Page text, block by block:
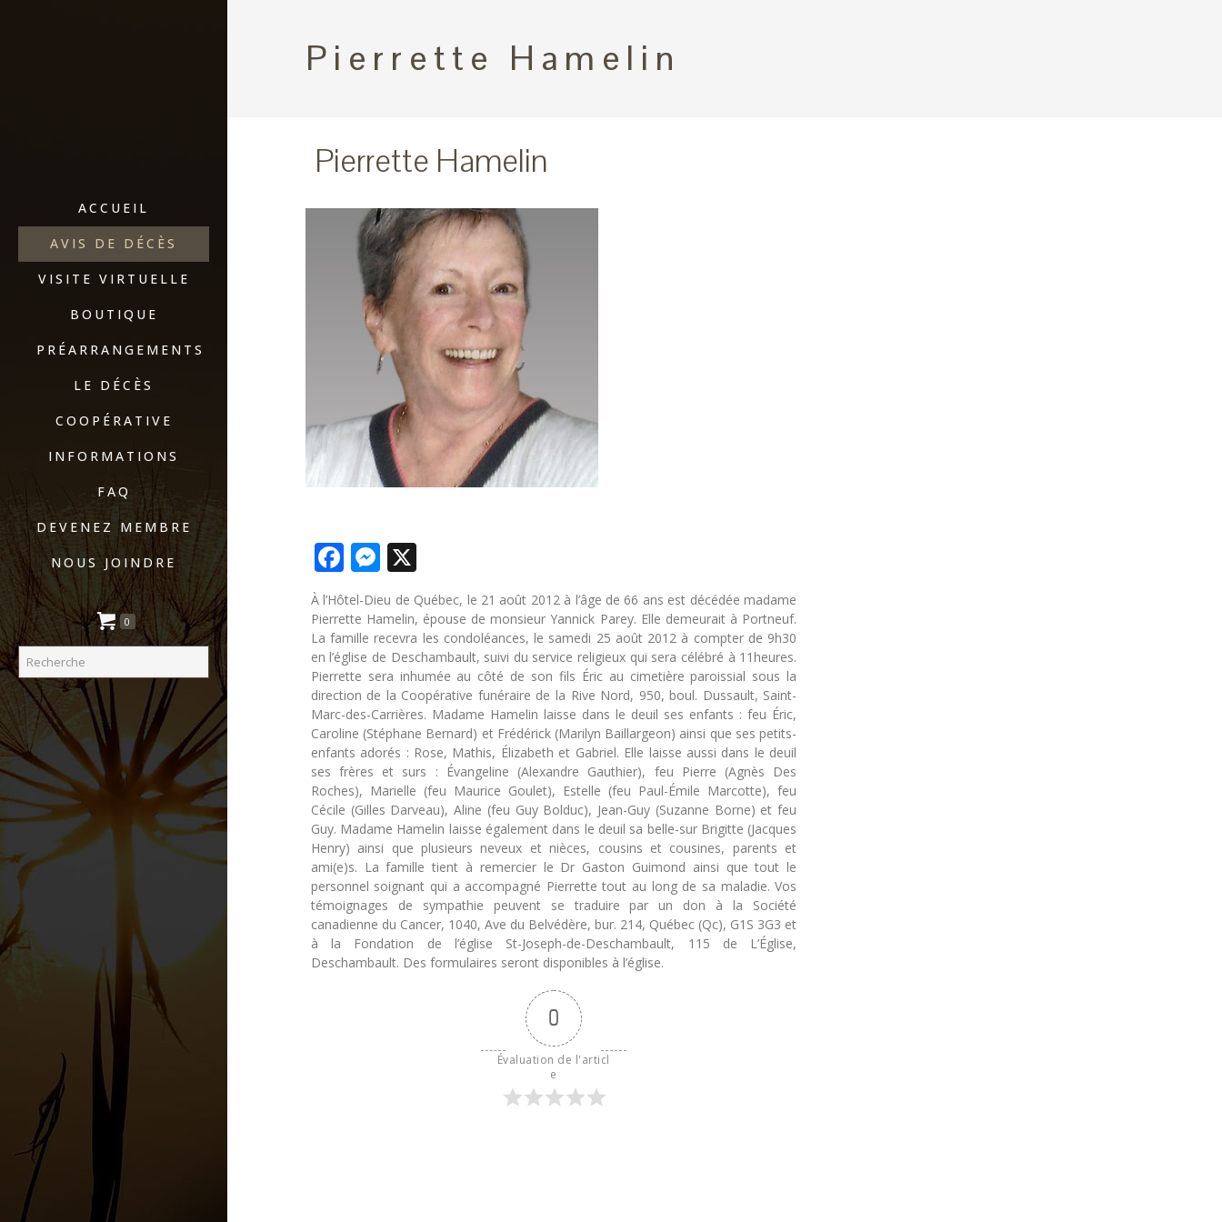
ACCUEIL
AVIS DE DÉCÈS
VISITE VIRTUELLE
BOUTIQUE
PRÉARRANGEMENTS
LE DÉCÈS
COOPÉRATIVE
INFORMATIONS
FAQ
DEVENEZ MEMBRE
NOUS JOINDRE
0
Pierrette Hamelin
Pierrette Hamelin
Facebook
Messenger
X
À l’Hôtel-Dieu de Québec, le 21 août 2012 à l’âge de 66 ans est décédée madame
Pierrette Hamelin, épouse de monsieur Yannick Parey. Elle demeurait à Portneuf.
La famille recevra les condoléances, le samedi 25 août 2012 à compter de 9h30
en l’église de Deschambault, suivi du service religieux qui sera célébré à 11heures.
Pierrette sera inhumée au côté de son fils Éric au cimetière paroissial sous la
direction de la Coopérative funéraire de la Rive Nord, 950, boul. Dussault, Saint-
Marc-des-Carrières. Madame Hamelin laisse dans le deuil ses enfants : feu Éric,
Caroline (Stéphane Bernard) et Frédérick (Marilyn Baillargeon) ainsi que ses petits-
enfants adorés : Rose, Mathis, Élizabeth et Gabriel. Elle laisse aussi dans le deuil
ses frères et surs : Évangeline (Alexandre Gauthier), feu Pierre (Agnès Des
Roches), Marielle (feu Maurice Goulet), Estelle (feu Paul-Émile Marcotte), feu
Cécile (Gilles Darveau), Aline (feu Guy Bolduc), Jean-Guy (Suzanne Borne) et feu
Guy. Madame Hamelin laisse également dans le deuil sa belle-sur Brigitte (Jacques
Henry) ainsi que plusieurs neveux et nièces, cousins et cousines, parents et
ami(e)s. La famille tient à remercier le Dr Gaston Guimond ainsi que tout le
personnel soignant qui a accompagné Pierrette tout au long de sa maladie. Vos
témoignages de sympathie peuvent se traduire par un don à la Société
canadienne du Cancer, 1040, Ave du Belvédère, bur. 214, Québec (Qc), G1S 3G3 et
à la Fondation de l’église St-Joseph-de-Deschambault, 115 de L’Église,
Deschambault. Des formulaires seront disponibles à l’église.
0
Évaluation de l'articl
e